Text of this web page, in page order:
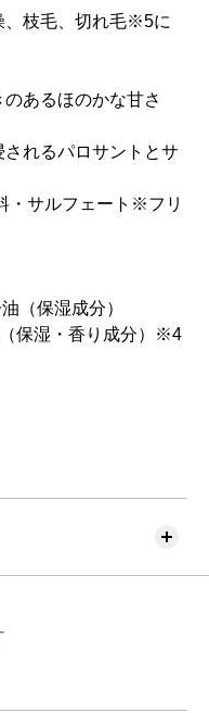
枝毛、切れ毛※5に
あるほのかな甘さ
れるパロサントとサ
・サルフェート※フリ
油（保湿成分）
保湿・香り成分）※4